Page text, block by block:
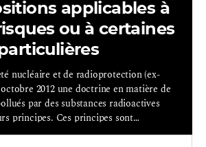
applicables à
ou à certaines
nucléaire et de radioprotection (ex-
2012 une doctrine en matière de
par des substances radioactives
principes. Ces principes sont
des sites pollués par des substances